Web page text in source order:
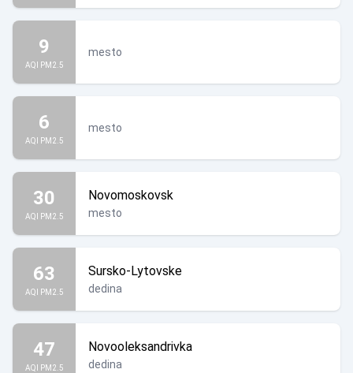
9
AQI PM2.5
mesto
6
AQI PM2.5
mesto
30
AQI PM2.5
Novomoskovsk
mesto
63
AQI PM2.5
Sursko-Lytovske
dedina
47
AQI PM2.5
Novooleksandrivka
dedina